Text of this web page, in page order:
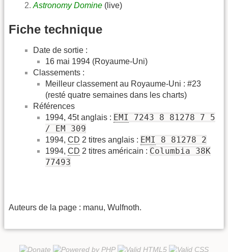
Astronomy Domine (live)
Fiche technique
Date de sortie :
16 mai 1994 (Royaume-Uni)
Classements :
Meilleur classement au Royaume-Uni : #23
(resté quatre semaines dans les charts)
Références
1994, 45t anglais : EMI
7243 8 81278 7 5
/ EM 309
1994, CD 2 titres anglais : EMI 8 81278 2
1994, CD 2 titres américain : Columbia 38K
77493
Auteurs de la page : manu, Wulfnoth.